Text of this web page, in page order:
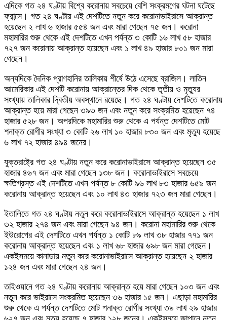
এদিকে গত ২৪ ঘণ্টায় বিশ্বে করোনায় সবচেয়ে বেশি সংক্রমণের ঘটনা ঘটেছে
ফ্রান্সে। গত ২৪ ঘণ্টায় এই দেশটিতে নতুন করে করোনাভাইরাসে আক্রান্ত
হয়েছেন ২ লাখ ৬ হাজার ৫৫৪ জন এবং মারা গেছেন ৭৫ জন। করোনা
মহামারির শুরু থেকে এই দেশটিতে এখন পর্যন্ত ৩ কোটি ১৬ লাখ ৫৮ হাজার
৭২৭ জন করোনায় আক্রান্ত হয়েছেন এবং ১ লাখ ৪৯ হাজার ৮০১ জন মারা
গেছেন।
অন্যদিকে দৈনিক প্রাণহানির তালিকায় শীর্ষে উঠে এসেছে ব্রাজিল। লাতিন
আমেরিকার এই দেশটি করোনায় আক্রান্তের দিক থেকে তৃতীয় ও মৃত্যুর
সংখ্যায় তালিকার দ্বিতীয় অবস্থানে রয়েছে। গত ২৪ ঘণ্টায় দেশটিতে করোনায়
আক্রান্ত হয়ে মারা গেছেন ৩৯৩ জন এবং নতুন করে সংক্রমিত হয়েছেন ৭৪
হাজার ৫২৮ জন। অপরদিকে মহামারির শুরু থেকে এ পর্যন্ত দেশটিতে মোট
শনাক্ত রোগীর সংখ্যা ৩ কোটি ২৬ লাখ ১০ হাজার ৮৩০ জন এবং মৃত্যু হয়েছে
৬ লাখ ৭২ হাজার ৪৯৪ জনের।
যুক্তরাষ্ট্রে গত ২৪ ঘণ্টায় নতুন করে করোনাভাইরাসে আক্রান্ত হয়েছেন ৩৫
হাজার ৪৬৭ জন এবং মারা গেছেন ১৩৮ জন। করোনাভাইরাসে সবচেয়ে
ক্ষতিগ্রস্ত এই দেশটিতে এখন পর্যন্ত ৮ কোটি ৯৬ লাখ ৮৩ হাজার ৬৫৯ জন
করোনায় আক্রান্ত হয়েছেন এবং ১০ লাখ ৪৩ হাজার ৭২৩ জন মারা গেছেন।
ইতালিতে গত ২৪ ঘণ্টায় নতুন করে করোনাভাইরাসে আক্রান্ত হয়েছেন ১ লাখ
৩২ হাজার ২৭৪ জন এবং মারা গেছেন ৯৪ জন। করোনা মহামারির শুরু থেকে
ইউরোপের এই দেশটিতে এখন পর্যন্ত ১ কোটি ৮৯ লাখ ৩৮ হাজার ৭৭১ জন
করোনায় আক্রান্ত হয়েছেন এবং ১ লাখ ৬৮ হাজার ৬৯৮ জন মারা গেছেন।
একইসময়ে কানাডায় নতুন করে করোনাভাইরাসে আক্রান্ত হয়েছেন ২ হাজার
১২৪ জন এবং মারা গেছেন ২৪ জন।
তাইওয়ানে গত ২৪ ঘণ্টায় করোনায় আক্রান্ত হয়ে মারা গেছেন ১০৩ জন এবং
নতুন করে ভাইরাসে সংক্রমিত হয়েছেন ৩৬ হাজার ১৫ জন। এছাড়া মহামারির
শুরু থেকে এ পর্যন্ত দেশটিতে মোট শনাক্ত রোগীর সংখ্যা ৩৯ লাখ ২৯ হাজার